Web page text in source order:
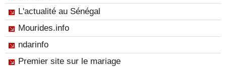
L'actualité au Sénégal
Mourides.info
ndarinfo
Premier site sur le mariage